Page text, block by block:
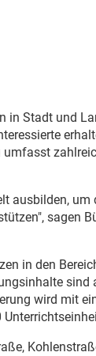
in Stadt und
ausbilden, um
sagen
in den
sind
wird mit